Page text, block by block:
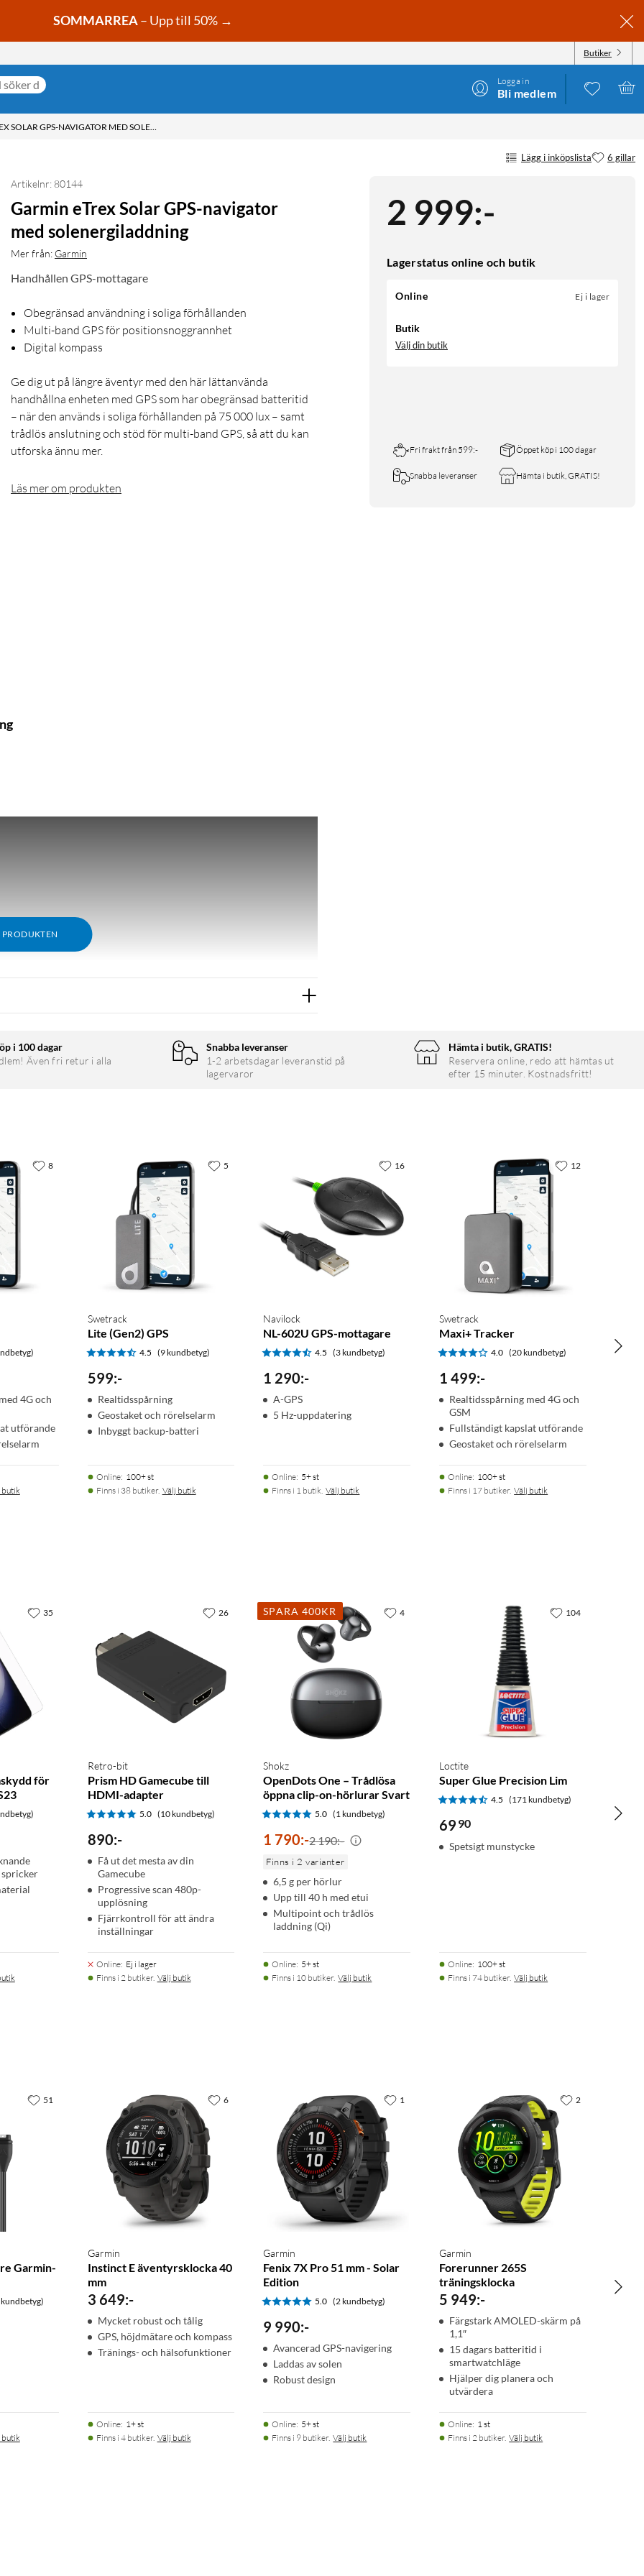
SOMMARREA– Upp till 50% →
Butiker
Logga in
Bli medlem
GARMIN ETREX SOLAR GPS-NAVIGATOR MED SOLENERGILADDNING
Lägg i inköpslista 6 gillar
2 999:-
Lagerstatus online och butik
Online Ej i lager
Butik
Välj din butik
Fri frakt från 599:- Öppet köp i 100 dagar
Snabba leveranser Hämta i butik, GRATIS!
Artikelnr: 80144
Garmin eTrex Solar GPS-navigator
med solenergiladdning
Mer från: Garmin
Handhållen GPS-mottagare
Obegränsad användning i soliga förhållanden
Multi-band GPS för positionsnoggrannhet
Digital kompass
Ge dig ut på längre äventyr med den här lättanvända
handhållna enheten med GPS som har obegränsad batteritid
– när den används i soliga förhållanden på 75 000 lux – samt
trådlös anslutning och stöd för multi-band GPS, så att du kan
utforska ännu mer.
Läs mer om produkten
PRODUKTEN
75 000 lux
000 lux eller upp till 200 timmar utan solenergiladdning.
från navigeringssatelliter för att förbättra
beskrivningar, loggar och tips. När du är ansluten till
även när du står stilla.
i realtid så att du vet om förhållandena är på väg att
i 100 dagar
Även fri retur i alla
Snabba leveranser
1-2 arbetsdagar leveranstid på
lagervaror
Hämta i butik, GRATIS!
Reservera online, redo att hämtas ut
efter 15 minuter. Kostnadsfritt!
4G och
utförande
butik
8
Swetrack
Lite (Gen2) GPS
4.5 (9 kundbetyg)
599:-
Realtidsspårning
Geostaket och rörelselarm
Inbyggt backup-batteri
Online: 100+ st
Finns i 38 butiker. Välj butik
5
Navilock
NL-602U GPS-mottagare
4.5 (3 kundbetyg)
1 290:-
A-GPS
5 Hz-uppdatering
Online: 5+ st
Finns i 1 butik. Välj butik
16
Swetrack
Maxi+ Tracker
4.0 (20 kundbetyg)
1 499:-
Realtidsspårning med 4G och
GSM
Fullständigt kapslat utförande
Geostaket och rörelselarm
Online: 100+ st
Finns i 17 butiker. Välj butik
12
för
35
Retro-bit
Prism HD Gamecube till
HDMI-adapter
5.0 (10 kundbetyg)
890:-
Få ut det mesta av din
Gamecube
Progressive scan 480p-
upplösning
Fjärrkontroll för att ändra
inställningar
Online: Ej i lager
Finns i 2 butiker. Välj butik
26 SPARA 400KR
Shokz
OpenDots One – Trådlösa
öppna clip-on-hörlurar Svart
5.0 (1 kundbetyg)
1 790:-2 190:-
Finns i 2 varianter
6,5 g per hörlur
Upp till 40 h med etui
Multipoint och trådlös
laddning (Qi)
Online: 5+ st
Finns i 10 butiker. Välj butik
4
Loctite
Super Glue Precision Lim
4.5 (171 kundbetyg)
69 90
Spetsigt munstycke
Online: 100+ st
Finns i 74 butiker. Välj butik
104
Garmin-
butik
51
Garmin
Instinct E äventyrsklocka 40
mm
3 649:-
Mycket robust och tålig
GPS, höjdmätare och kompass
Tränings- och hälsofunktioner
Online: 1+ st
Finns i 4 butiker. Välj butik
6
Garmin
Fenix 7X Pro 51 mm - Solar
Edition
5.0 (2 kundbetyg)
9 990:-
Avancerad GPS-navigering
Laddas av solen
Robust design
Online: 5+ st
Finns i 9 butiker. Välj butik
1
Garmin
Forerunner 265S
träningsklocka
5 949:-
Färgstark AMOLED-skärm på
1,1″
15 dagars batteritid i
smartwatchläge
Hjälper dig planera och
utvärdera
Online: 1 st
Finns i 2 butiker. Välj butik
2